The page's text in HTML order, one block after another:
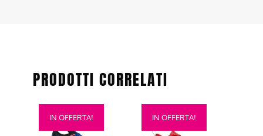
PRODOTTI CORRELATI
IN OFFERTA!
Questo
prodotto
IN OFFERTA!
Questo
prodotto